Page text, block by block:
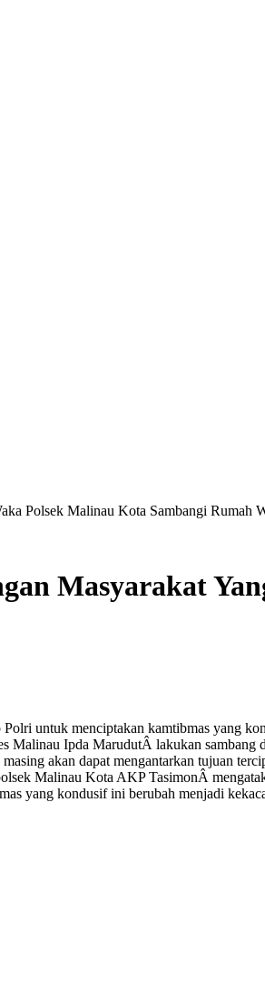
Polsek Malinau Kota Sambangi Rumah
Masyarakat
untuk menciptakan kamtibmas yang
Malinau Ipda MarudutÂ lakukan
akan dapat mengantarkan tujuan
Malinau Kota AKP TasimonÂ
yang kondusif ini berubah menjadi